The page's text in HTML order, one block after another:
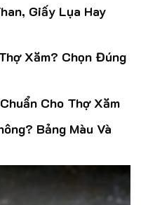
Giấy Lụa Hay
Xăm? Chọn Đúng
Cho Thợ Xăm
Bảng Màu Và